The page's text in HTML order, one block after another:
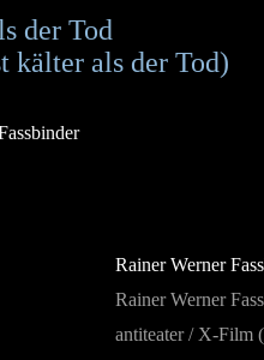
der Tod
kälter als der Tod)
Rainer Werner
Rainer Werner
antiteater / X-Film (